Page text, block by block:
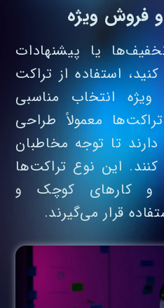
فروش ویژه
یا پیشنهادات
استفاده از تراکت
انتخاب مناسبی
معمولاً طراحی
تا توجه مخاطبان
این نوع تراکت‌ها
کارهای کوچک و
قرار می‌گیرند.